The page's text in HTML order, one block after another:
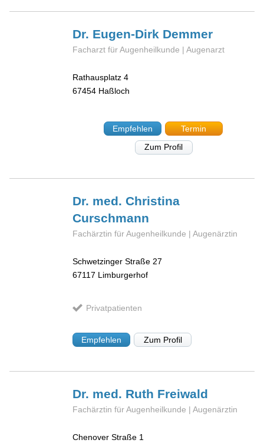
Dr. Eugen-Dirk Demmer
Facharzt für Augenheilkunde | Augenarzt
Rathausplatz 4
67454 Haßloch
Empfehlen
Termin
Zum Profil
Dr. med. Christina
Curschmann
Fachärztin für Augenheilkunde | Augenärztin
Schwetzinger Straße 27
67117 Limburgerhof
Privatpatienten
Empfehlen Zum Profil
Dr. med. Ruth Freiwald
Fachärztin für Augenheilkunde | Augenärztin
Chenover Straße 1